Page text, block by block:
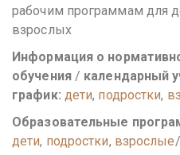
рабочим программам для
взрослых
Информация о
обучения/ календарный
график: дети, подростки,
Образовательные
дети, подростки, взрослые/